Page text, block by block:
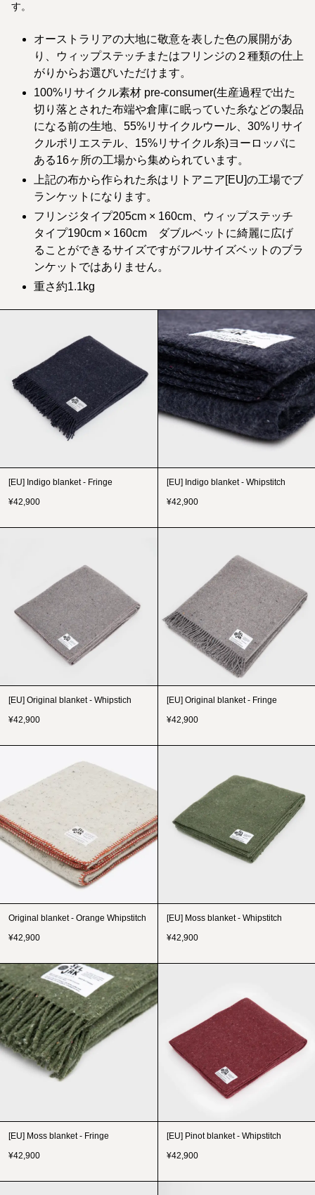
す。
オーストラリアの大地に敬意を表した色の展開があ
り、ウィップステッチまたはフリンジの２種類の仕上
がりからお選びいただけます。
100%リサイクル素材 pre-consumer(生産過程で出た
切り落とされた布端や倉庫に眠っていた糸などの製品
になる前の生地、55%リサイクルウール、30%リサイ
クルポリエステル、15%リサイクル糸)ヨーロッパに
ある16ヶ所の工場から集められています。
上記の布から作られた糸はリトアニア[EU]の工場でブ
ランケットになります。
フリンジタイプ205cm × 160cm、ウィップステッチ
タイプ190cm × 160cm ダブルベットに綺麗に広げ
ることができるサイズですがフルサイズベットのブラ
ンケットではありません。
重さ約1.1kg
[EU] Indigo blanket - Fringe
¥42,900
[EU] Indigo blanket - Whipstitch
¥42,900
[EU] Original blanket - Whipstich
¥42,900
[EU] Original blanket - Fringe
¥42,900
Original blanket - Orange Whipstitch
¥42,900
[EU] Moss blanket - Whipstitch
¥42,900
[EU] Moss blanket - Fringe
¥42,900
[EU] Pinot blanket - Whipstitch
¥42,900